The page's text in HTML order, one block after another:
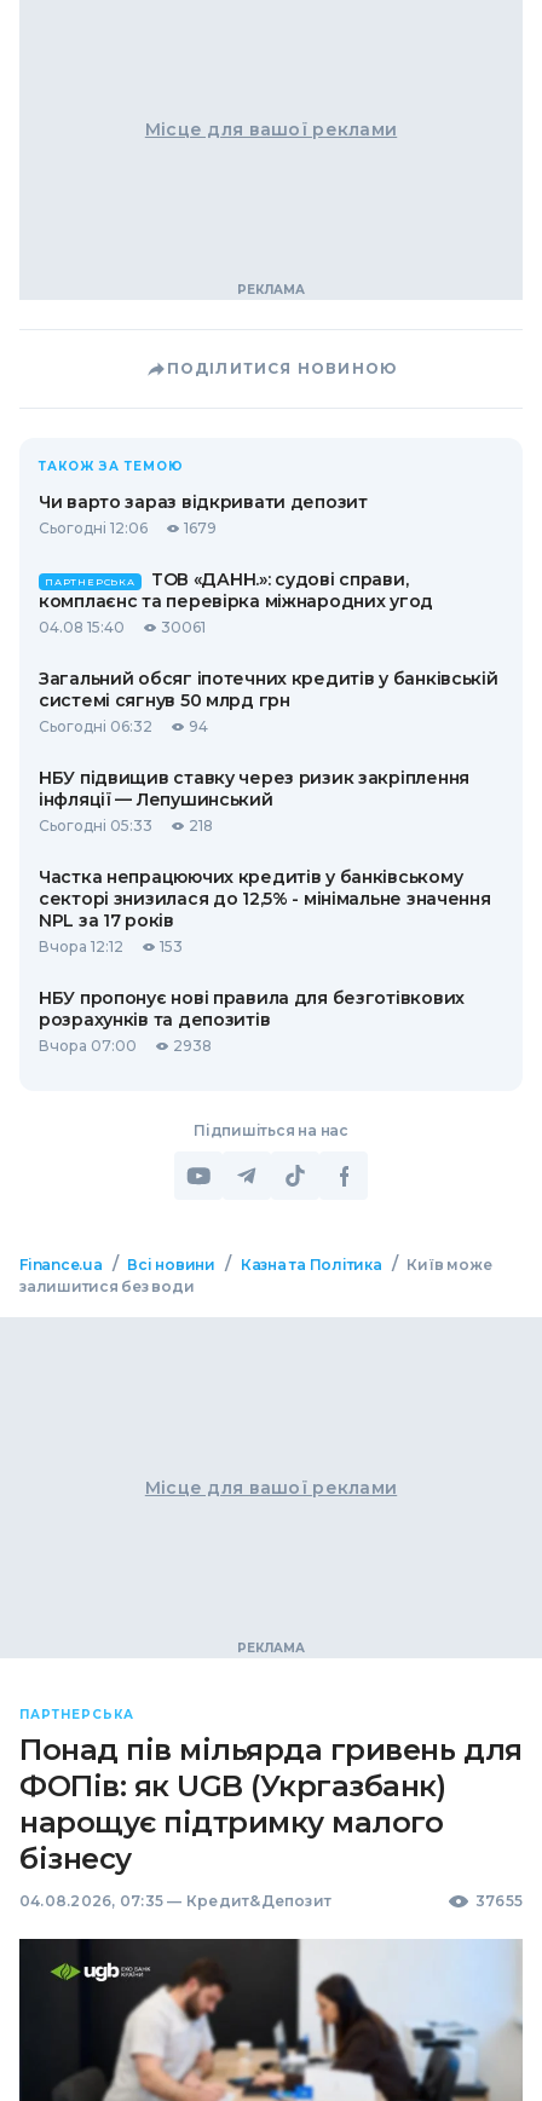
Місце для вашої реклами
ПОДІЛИТИСЯ НОВИНОЮ
ТАКОЖ ЗА ТЕМОЮ
Чи варто зараз відкривати депозит
Сьогодні 12:06 1679
ПАРТНЕРСЬКА
ТОВ «ДАНН.»: судові справи,
комплаєнс та перевірка міжнародних угод
04.08 15:40 30061
Загальний обсяг іпотечних кредитів у банківській
системі сягнув 50 млрд грн
Сьогодні 06:32 94
НБУ підвищив ставку через ризик закріплення
інфляції — Лепушинський
Сьогодні 05:33 218
Частка непрацюючих кредитів у банківському
секторі знизилася до 12,5% - мінімальне значення
NPL за 17 років
Вчора 12:12 153
НБУ пропонує нові правила для безготівкових
розрахунків та депозитів
Вчора 07:00 2938
Підпишіться на нас
Finance.ua / Всі новини / Казна та Політика / Київ може
залишитися без води
Місце для вашої реклами
ПАРТНЕРСЬКА
Понад пів мільярда гривень для
ФОПів: як UGB (Укргазбанк)
нарощує підтримку малого
бізнесу
04.08.2026, 07:35 — Кредит&Депозит 37655